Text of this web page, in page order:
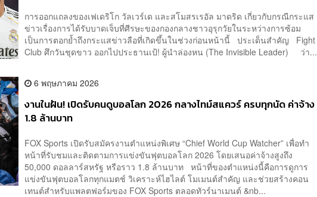
การออกแถลงของเฟเดริโก วัลเวร์เด และสโมสรเรอัล มาดริด เกี่ยวกับกรณีกระแส
ข่าวเรื่องการได้รับบาดเจ็บที่ศีรษะของกองกลางชาวอุรุกวัยในระหว่างการซ้อม
เป็นการตอกย้ำถึงกระแสข่าวลือที่เกิดขึ้นในช่วงก่อนหน้านี้ ประเด็นสำคัญ Fight
Club ศึกวันชุดขาว ออกไปประธานเป้! ผู้นำล่องหน (The Invisible Leader) ว่า...
6 พฤษภาคม 2026
งานในฝัน! เปิดรับคนดูบอลโลก 2026 กลางไทม์สแควร์ ครบทุกนัด ค่าจ้าง
1.8 ล้านบาท
FOX Sports เปิดรับสมัครงานตำแหน่งพิเศษ “Chief World Cup Watcher” เพื่อทำ
หน้าที่รับชมและติดตามการแข่งขันฟุตบอลโลก 2026 โดยเสนอค่าจ้างสูงถึง
50,000 ดอลลาร์สหรัฐ หรือราว 1.8 ล้านบาท หน้าที่ของตำแหน่งนี้คือการดูการ
แข่งขันฟุตบอลโลกทุกแมตช์ วิเคราะห์ไฮไลต์ โมเมนต์สำคัญ และช่วยสร้างคอน
เทนต์สำหรับแพลตฟอร์มของ FOX Sports ตลอดทัวร์นาเมนต์ &nb...